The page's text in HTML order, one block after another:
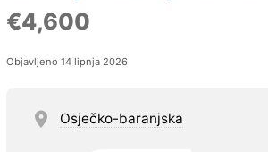
€4,600
Objavljeno 14 lipnja 2026
Osječko-baranjska